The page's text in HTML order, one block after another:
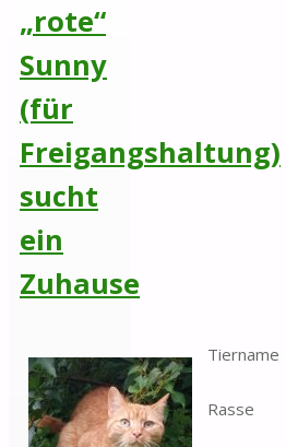
„rote“
Sunny
(für
Freigangshaltung)
sucht
ein
Zuhause
Tiername
Rasse